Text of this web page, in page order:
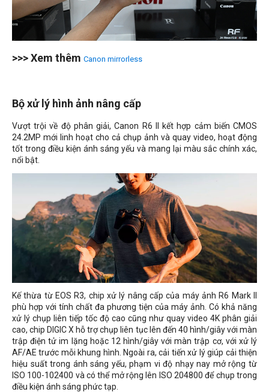
>>> Xem thêm Canon mirrorless
Bộ xử lý hình ảnh nâng cấp
Vượt trội về độ phân giải, Canon R6 II kết hợp cảm biến CMOS
24.2MP mới linh hoạt cho cả chụp ảnh và quay video, hoạt động
tốt trong điều kiện ánh sáng yếu và mang lại màu sắc chính xác,
nổi bật.
Kế thừa từ EOS R3, chip xử lý nâng cấp của máy ảnh R6 Mark II
phù hợp với tính chất đa phương tiện của máy ảnh. Có khả năng
xử lý chụp liên tiếp tốc độ cao cũng như quay video 4K phân giải
cao, chip DIGIC X hỗ trợ chụp liên tục lên đến 40 hình/giây với màn
trập điện tử im lặng hoặc 12 hình/giây với màn trập cơ, với xử lý
AF/AE trước mỗi khung hình. Ngoài ra, cải tiến xử lý giúp cải thiện
hiệu suất trong ánh sáng yếu, phạm vi độ nhạy nay mở rộng từ
ISO 100-102400 và có thể mở rộng lên ISO 204800 để chụp trong
điều kiện ánh sáng phức tạp.